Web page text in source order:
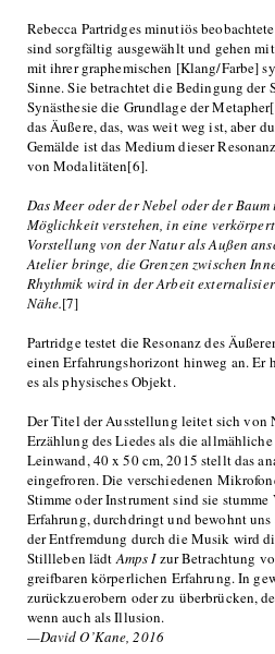
Rebecca Partridges minutiös
sind sorgfältig ausgewählt und gehen
mit ihrer graphemischen [Klang/Farbe]
Sinne. Sie betrachtet die Bedingung
Synästhesie die Grundlage der
das Äußere, das, was weit weg ist, aber
Gemälde ist das Medium dieser
von Modalitäten[6].
Das Meer oder der Nebel oder der
Möglichkeit verstehen, in eine
Vorstellung von der Natur als Außen
Atelier bringe, die Grenzen zwischen
Rhythmik wird in der Arbeit
Nähe.[7]
Partridge testet die Resonanz des
einen Erfahrungshorizont hinweg an. Er
es als physisches Objekt.
Der Titel der Ausstellung leitet sich von
Erzählung des Liedes als die
Leinwand, 40 x 50 cm, 2015 stellt das
eingefroren. Die verschiedenen
Stimme oder Instrument sind sie
Erfahrung, durchdringt und bewohnt
der Entfremdung durch die Musik wird
Stillleben lädtAmps Izur Betrachtung
greifbaren körperlichen Erfahrung. In
zurückzuerobern oder zu überbrücken,
wenn auch als Illusion.
—David O’Kane, 2016